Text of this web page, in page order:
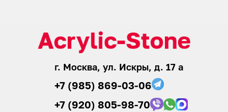
г. Москва, ул. Искры, д. 17 а
+7 (985) 869-03-06
+7 (920) 805-98-70